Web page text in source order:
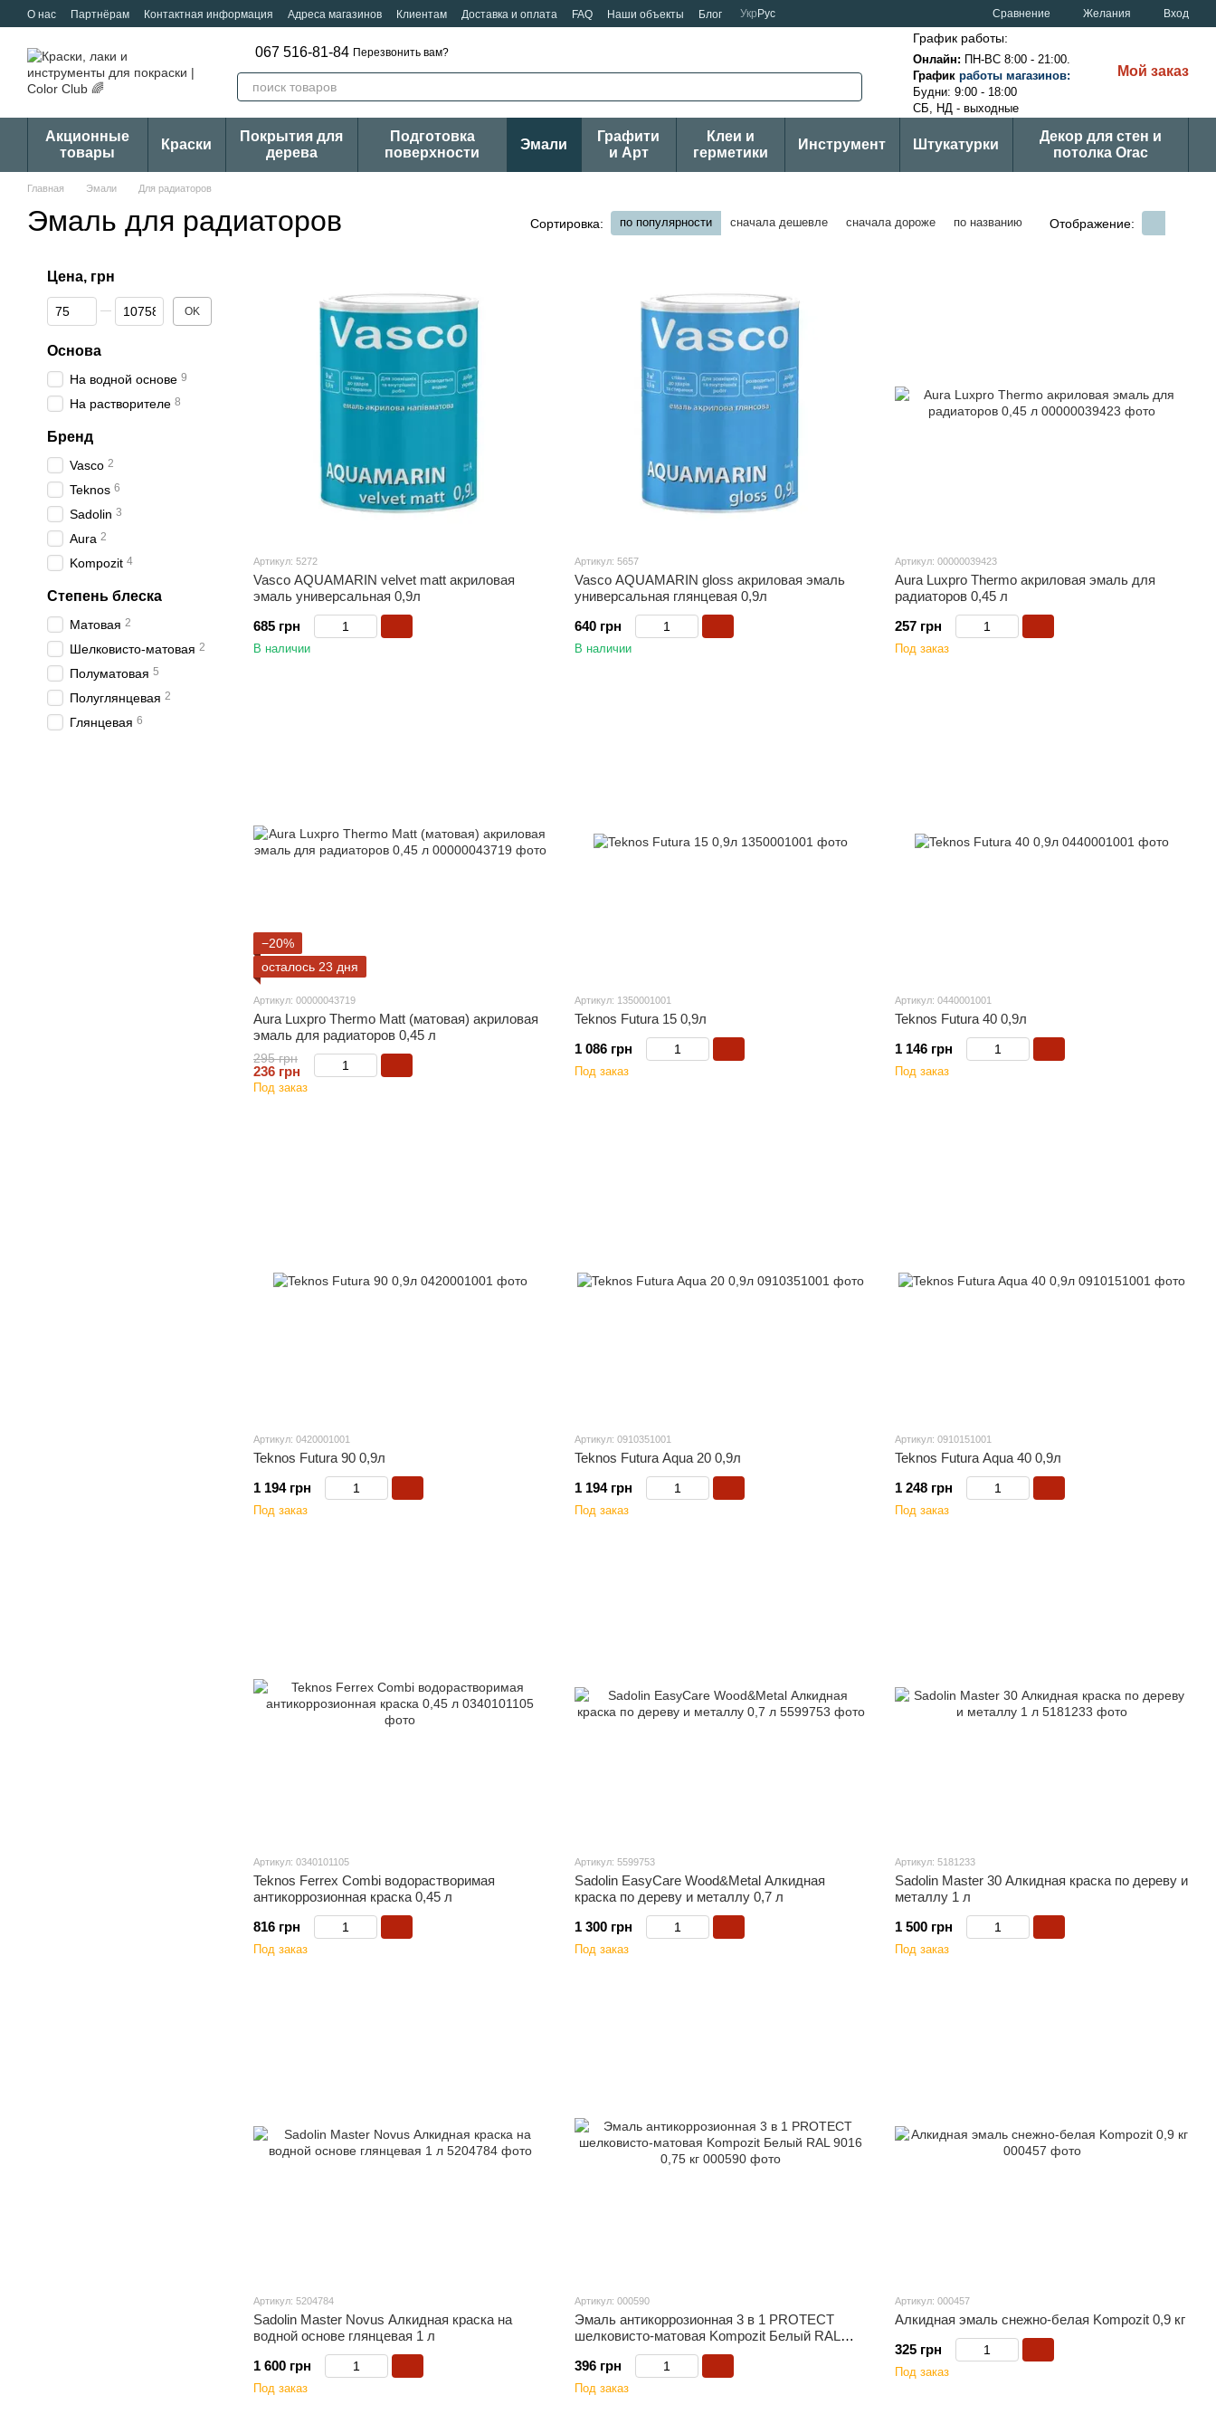
Перейти к основному контенту
О нас Партнёрам Контактная информация Адреса магазинов Клиентам Доставка и оплата FAQ Наши объекты Блог Укр Рус Сравнение Желания Вход
067 516-81-84 Перезвонить вам?
График работы:
Онлайн: ПН-ВС 8:00 - 21:00.
График работы магазинов:
Будни: 9:00 - 18:00
СБ, НД - выходные
Мой заказ
Акционные
товары
Краски
Покрытия для
дерева
Подготовка
поверхности
Эмали
Графити
и Арт
Клеи и
герметики
Инструмент Штукатурки
Декор для стен и
потолка Orac
Главная Эмали Для радиаторов
Эмаль для радиаторов Сортировка: по популярности сначала дешевле сначала дороже по названию Отображение:
Артикул: 5272
Vasco AQUAMARIN velvet matt акриловая
эмаль универсальная 0,9л
685 грн
В наличии
Артикул: 5657
Vasco AQUAMARIN gloss акриловая эмаль
универсальная глянцевая 0,9л
640 грн
В наличии
Артикул: 00000039423
Aura Luxpro Thermo акриловая эмаль для
радиаторов 0,45 л
257 грн
Под заказ
−20%
осталось 23 дня
Артикул: 00000043719
Aura Luxpro Thermo Matt (матовая) акриловая
эмаль для радиаторов 0,45 л
295 грн
236 грн
Под заказ
Артикул: 1350001001
Teknos Futura 15 0,9л
1 086 грн
Под заказ
Артикул: 0440001001
Teknos Futura 40 0,9л
1 146 грн
Под заказ
Артикул: 0420001001
Teknos Futura 90 0,9л
1 194 грн
Под заказ
Артикул: 0910351001
Teknos Futura Aqua 20 0,9л
1 194 грн
Под заказ
Артикул: 0910151001
Teknos Futura Aqua 40 0,9л
1 248 грн
Под заказ
Артикул: 0340101105
Teknos Ferrex Combi водорастворимая
антикоррозионная краска 0,45 л
816 грн
Под заказ
Артикул: 5599753
Sadolin EasyCare Wood&Metal Алкидная
краска по дереву и металлу 0,7 л
1 300 грн
Под заказ
Артикул: 5181233
Sadolin Master 30 Алкидная краска по дереву и
металлу 1 л
1 500 грн
Под заказ
Артикул: 5204784
Sadolin Master Novus Алкидная краска на
водной основе глянцевая 1 л
1 600 грн
Под заказ
Артикул: 000590
Эмаль антикоррозионная 3 в 1 PROTECT
шелковисто-матовая Kompozit Белый RAL
9016 0,75 кг
396 грн
Под заказ
Артикул: 000457
Алкидная эмаль снежно-белая Kompozit 0,9 кг
325 грн
Под заказ
Цена, грн
От Цена, грн
До Цена, грн OK
Основа
На водной основе 9
На растворителе 8
Бренд
Vasco 2
Teknos 6
Sadolin 3
Aura 2
Kompozit 4
Степень блеска
Матовая 2
Шелковисто-матовая 2
Полуматовая 5
Полуглянцевая 2
Глянцевая 6